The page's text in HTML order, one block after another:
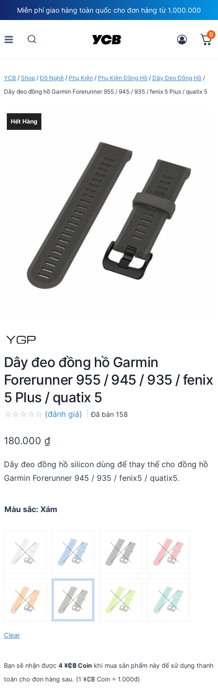
to
content
Miễn phí giao hàng toàn quốc cho đơn hàng từ 1.000.000
0
YCB / Shop /Đồ Nghề / Phụ Kiện / Phụ Kiện Đồng Hồ / Dây Đeo Đồng Hồ /
Dây đeo đồng hồ Garmin Forerunner 955 / 945 / 935 / fenix 5 Plus / quatix 5
Hết Hàng
Dây đeo đồng hồ Garmin
Forerunner 955 / 945 / 935 / fenix
5 Plus / quatix 5
out
(đánh giá) Đã bán 158
180.000 ₫
Dây đeo đồng hồ silicon dùng để thay thế cho đồng hồ
Garmin Forerunner 945 / 935 / fenix5 / quatix5.
Màu sắc: Xám
Clear
Bạn sẽ nhận được 4 ¥₵฿ Coin khi mua sản phẩm này để sử dụng thanh
toán cho đơn hàng sau. (1 ¥₵฿ Coin = 1.000đ)